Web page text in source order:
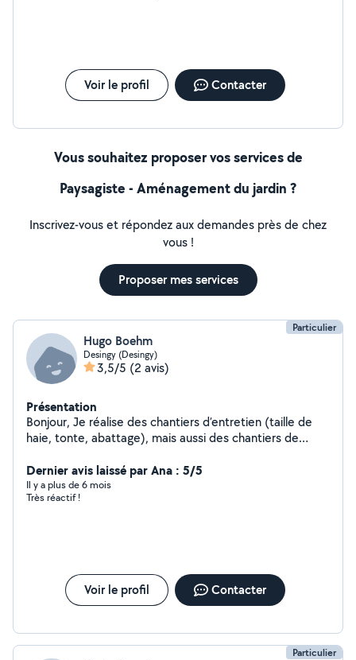
Voir le profil Contacter
Vous souhaitez proposer vos services de
Paysagiste - Aménagement du jardin ?
Inscrivez-vous et répondez aux demandes près de chez
vous !
Proposer mes services
Particulier
Hugo Boehm
Desingy (Desingy)
3,5/5 (2 avis)
Présentation
Bonjour, Je réalise des chantiers d’entretien (taille de
haie, tonte, abattage), mais aussi des chantiers de
Dernier avis laissé par Ana : 5/5
Il y a plus de 6 mois
Très réactif !
Voir le profil Contacter
Particulier